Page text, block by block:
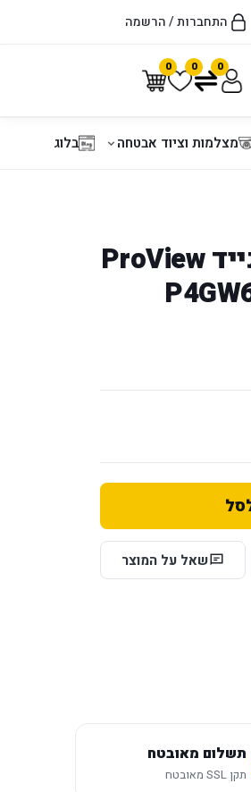
התחברות / הרשמה
0 0 0
מצלמות וציוד אבטחה בלוג
מודם נתב סלולרי אלחוטי נייד ProView
שאל על המוצר
תשלום מאובטח
תקן SSL מאובטח